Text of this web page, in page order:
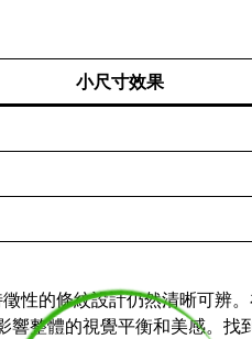
小尺寸效果
性的條紋設計仍然清晰可辨
整體的視覺平衡和美感。